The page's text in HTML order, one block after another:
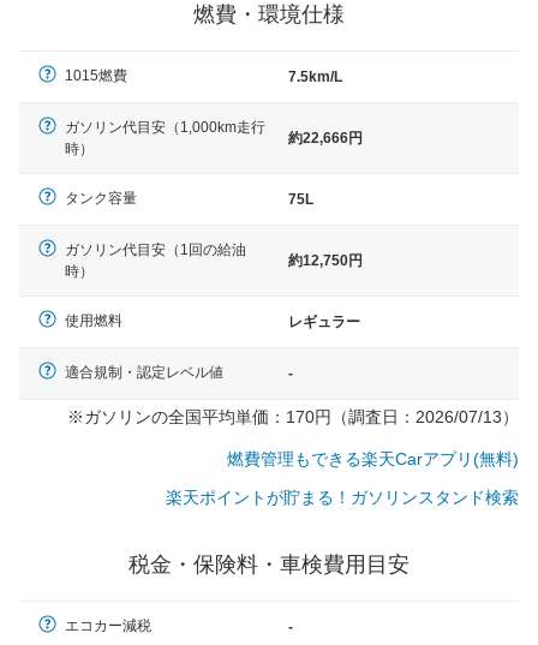
× 長さ 5,000mm 車路幅 5,000mmというサイズが標準値
燃費・環境仕様
1015燃費 7.5km/L
ガソリン代目安（1,000km走行
時）
約22,666円
タンク容量 75L
ガソリン代目安（1回の給油
時）
約12,750円
使用燃料 レギュラー
適合規制・認定レベル値 -
※ガソリンの全国平均単価：170円（調査日：2026/07/13）
燃費管理もできる楽天Carアプリ(無料)
楽天ポイントが貯まる！ガソリンスタンド検索
税金・保険料・車検費用目安
エコカー減税 -